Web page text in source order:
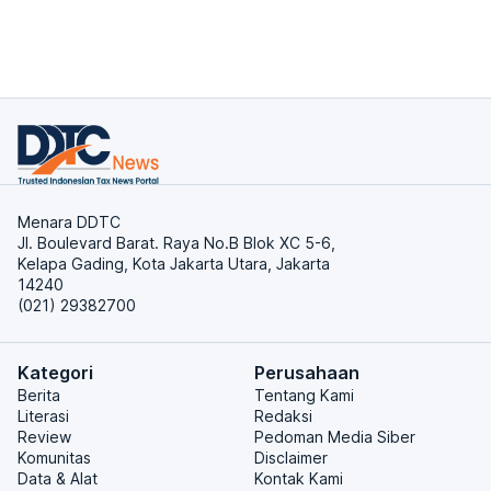
Menara DDTC
Jl. Boulevard Barat. Raya No.B Blok XC 5-6,
Kelapa Gading, Kota Jakarta Utara, Jakarta
14240
(021) 29382700
Kategori
Berita
Literasi
Review
Komunitas
Data & Alat
Perusahaan
Tentang Kami
Redaksi
Pedoman Media Siber
Disclaimer
Kontak Kami